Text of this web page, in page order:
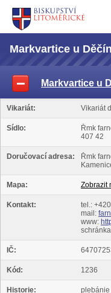
Markvartice u
Markvartice u
Vikariát: Vikariát
Sídlo:
Řmk
407 42
Doručovací adresa:
Řmk
Mapa: Zobrazit
Kontakt:
tel.:
mail:
www:
IČ:
Kód: 1236
Historie: plebánie